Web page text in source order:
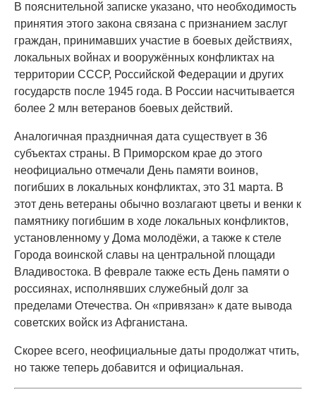
В пояснительной записке указано, что необходимость
принятия этого закона связана с признанием заслуг
граждан, принимавших участие в боевых действиях,
локальных войнах и вооружённых конфликтах на
территории СССР, Российской Федерации и других
государств после 1945 года. В России насчитывается
более 2 млн ветеранов боевых действий.
Аналогичная праздничная дата существует в 36
субъектах страны. В Приморском крае до этого
неофициально отмечали День памяти воинов,
погибших в локальных конфликтах, это 31 марта. В
этот день ветераны обычно возлагают цветы и венки к
памятнику погибшим в ходе локальных конфликтов,
установленному у Дома молодёжи, а также к стеле
Города воинской славы на центральной площади
Владивостока. В феврале также есть День памяти о
россиянах, исполнявших служебный долг за
пределами Отечества. Он «привязан» к дате вывода
советских войск из Афганистана.
Скорее всего, неофициальные даты продолжат чтить,
но также теперь добавится и официальная.